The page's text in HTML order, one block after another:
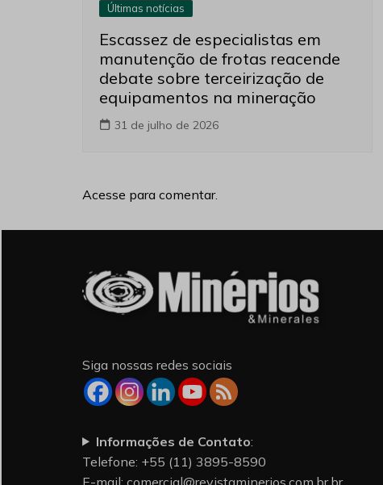
Últimas notícias
Escassez de especialistas em
manutenção de frotas reacende
debate sobre terceirização de
equipamentos na mineração
31 de julho de 2026
Acesse para comentar.
Siga nossas redes sociais
Informações de Contato:
Telefone: +55 (11) 3895-8590
E-mail: comercial@revistaminerios.com.br.br